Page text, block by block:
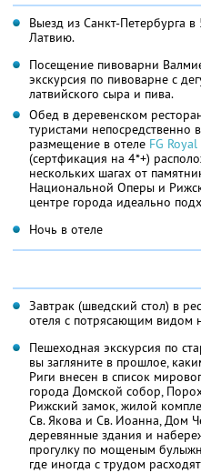
Выезд из Санкт-Петербурга
Латвию.
Посещение пивоварни
экскурсия по пивоварне с
латвийского сыра и пива.
Обед в деревенском
туристами непосредственно
размещение в отеле FG
(сертфикация на 4*+)
нескольких шагах от
Национальной Оперы и
центре города идеально
Ночь в отеле
Завтрак (шведский стол) в
отеля с потрясающим видом
Пешеходная экскурсия по
вы загляните в прошлое,
Риги внесен в список
города Домской собор,
Рижский замок, жилой
Св. Якова и Св. Иоанна, Дом
деревянные здания и
прогулку по мощеным
где иногда с трудом